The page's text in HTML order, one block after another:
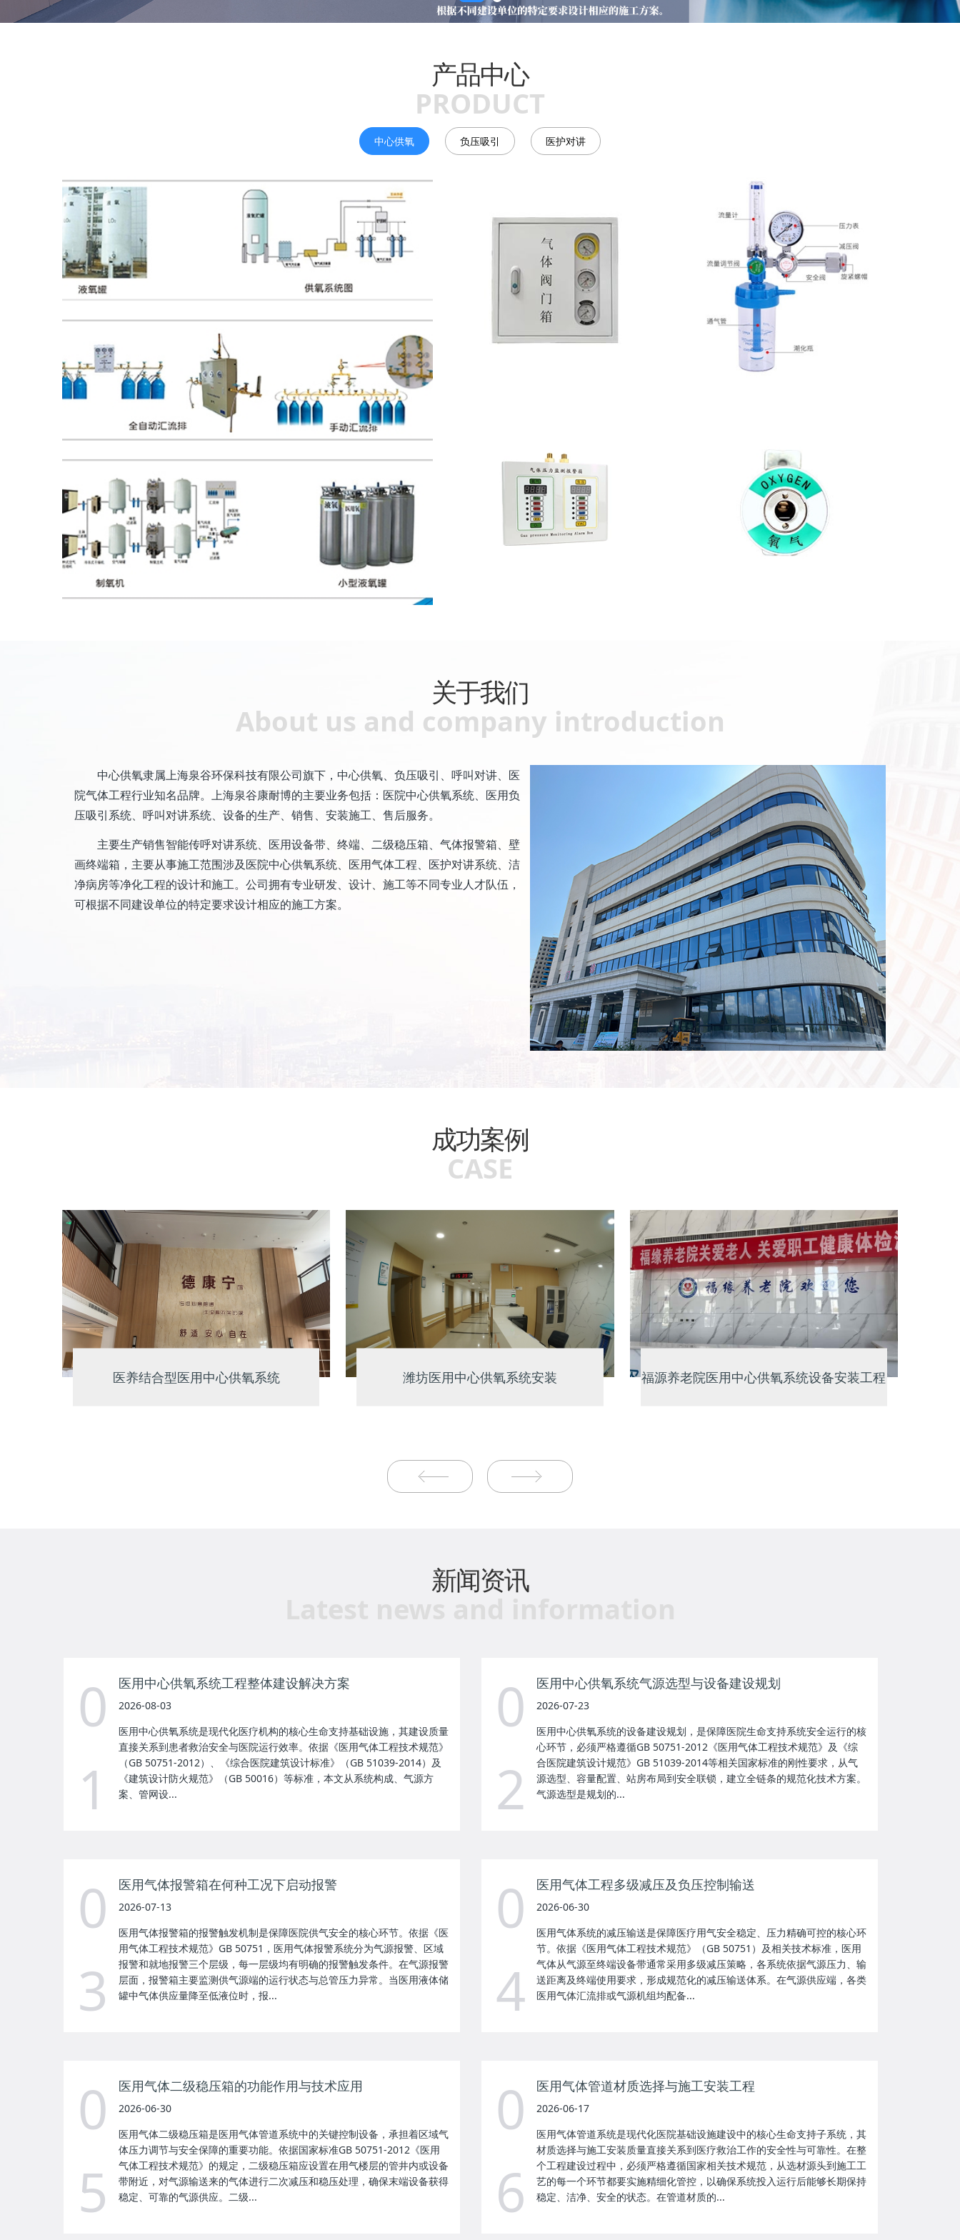
产品中心
PRODUCT
中心供氧 负压吸引 医护对讲
关于我们
About us and company introduction
中心供氧隶属上海泉谷环保科技有限公司旗下，中心供氧、负压吸引、呼叫对讲、医
院气体工程行业知名品牌。上海泉谷康耐博的主要业务包括：医院中心供氧系统、医用负
压吸引系统、呼叫对讲系统、设备的生产、销售、安装施工、售后服务。
主要生产销售智能传呼对讲系统、医用设备带、终端、二级稳压箱、气体报警箱、壁
画终端箱，主要从事施工范围涉及医院中心供氧系统、医用气体工程、医护对讲系统、洁
净病房等净化工程的设计和施工。公司拥有专业研发、设计、施工等不同专业人才队伍，
可根据不同建设单位的特定要求设计相应的施工方案。
成功案例
CASE
医养结合型医用中心供氧系统 潍坊医用中心供氧系统安装 福源养老院医用中心供氧系统设备安装工程
新闻资讯
0
1
医用中心供氧系统工程整体建设解决方案
2026-08-03
医用中心供氧系统是现代化医疗机构的核心生命支持基础设施，其建设质量
直接关系到患者救治安全与医院运行效率。依据《医用气体工程技术规范》
（GB 50751-2012）、《综合医院建筑设计标准》（GB 51039-2014）及
《建筑设计防火规范》（GB 50016）等标准，本文从系统构成、气源方
案、管网设...
0
2
医用中心供氧系统气源选型与设备建设规划
2026-07-23
医用中心供氧系统的设备建设规划，是保障医院生命支持系统安全运行的核
心环节，必须严格遵循GB 50751-2012《医用气体工程技术规范》及《综
合医院建筑设计规范》GB 51039-2014等相关国家标准的刚性要求，从气
源选型、容量配置、站房布局到安全联锁，建立全链条的规范化技术方案。
气源选型是规划的...
0
3
医用气体报警箱在何种工况下启动报警
2026-07-13
医用气体报警箱的报警触发机制是保障医院供气安全的核心环节。依据《医
用气体工程技术规范》GB 50751，医用气体报警系统分为气源报警、区域
报警和就地报警三个层级，每一层级均有明确的报警触发条件。在气源报警
层面，报警箱主要监测供气源端的运行状态与总管压力异常。当医用液体储
罐中气体供应量降至低液位时，报...
0
4
医用气体工程多级减压及负压控制输送
2026-06-30
医用气体系统的减压输送是保障医疗用气安全稳定、压力精确可控的核心环
节。依据《医用气体工程技术规范》（GB 50751）及相关技术标准，医用
气体从气源至终端设备带通常采用多级减压策略，各系统依据气源压力、输
送距离及终端使用要求，形成规范化的减压输送体系。在气源供应端，各类
医用气体汇流排或气源机组均配备...
0
5
医用气体二级稳压箱的功能作用与技术应用
2026-06-30
医用气体二级稳压箱是医用气体管道系统中的关键控制设备，承担着区域气
体压力调节与安全保障的重要功能。依据国家标准GB 50751-2012《医用
气体工程技术规范》的规定，二级稳压箱应设置在用气楼层的管井内或设备
带附近，对气源输送来的气体进行二次减压和稳压处理，确保末端设备获得
稳定、可靠的气源供应。二级...
0
6
医用气体管道材质选择与施工安装工程
2026-06-17
医用气体管道系统是现代化医院基础设施建设中的核心生命支持子系统，其
材质选择与施工安装质量直接关系到医疗救治工作的安全性与可靠性。在整
个工程建设过程中，必须严格遵循国家相关技术规范，从选材源头到施工工
艺的每一个环节都要实施精细化管控，以确保系统投入运行后能够长期保持
稳定、洁净、安全的状态。在管道材质的...